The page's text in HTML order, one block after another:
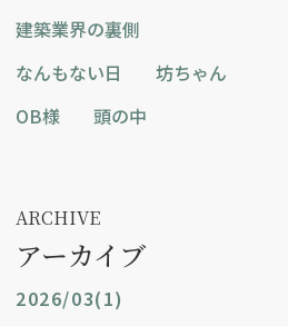
建築業界の裏側
なんもない日
坊ちゃん
OB様
頭の中
ARCHIVE
アーカイブ
2026/03(1)